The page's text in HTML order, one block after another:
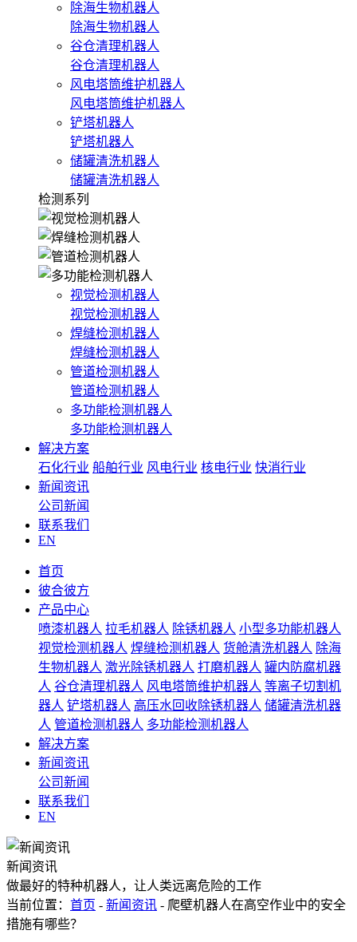
除海生物机器人
除海生物机器人
谷仓清理机器人
谷仓清理机器人
风电塔筒维护机器人
风电塔筒维护机器人
铲塔机器人
铲塔机器人
储罐清洗机器人
储罐清洗机器人
检测系列
视觉检测机器人
视觉检测机器人
焊缝检测机器人
焊缝检测机器人
管道检测机器人
管道检测机器人
多功能检测机器人
多功能检测机器人
解决方案
石化行业 船舶行业 风电行业 核电行业 快消行业
新闻资讯
公司新闻
联系我们
EN
首页
彼合彼方
产品中心
喷漆机器人 拉毛机器人 除锈机器人 小型多功能机器人
视觉检测机器人 焊缝检测机器人 货舱清洗机器人 除海
生物机器人 激光除锈机器人 打磨机器人 罐内防腐机器
人 谷仓清理机器人 风电塔筒维护机器人 等离子切割机
器人 铲塔机器人 高压水回收除锈机器人 储罐清洗机器
人 管道检测机器人 多功能检测机器人
解决方案
新闻资讯
公司新闻
联系我们
EN
新闻资讯
做最好的特种机器人，让人类远离危险的工作
当前位置： 首页 - 新闻资讯 - 爬壁机器人在高空作业中的安全
措施有哪些？